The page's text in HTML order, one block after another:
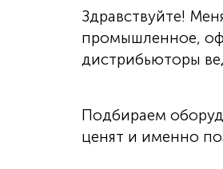
Здравствуйте!
промышленное,
дистрибьюторы
Подбираем
ценят и именно